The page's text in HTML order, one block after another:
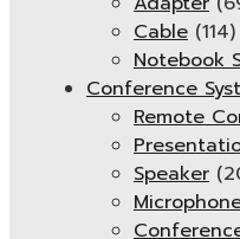
Cable (114)
Notebook
Conference
Remote
Speaker